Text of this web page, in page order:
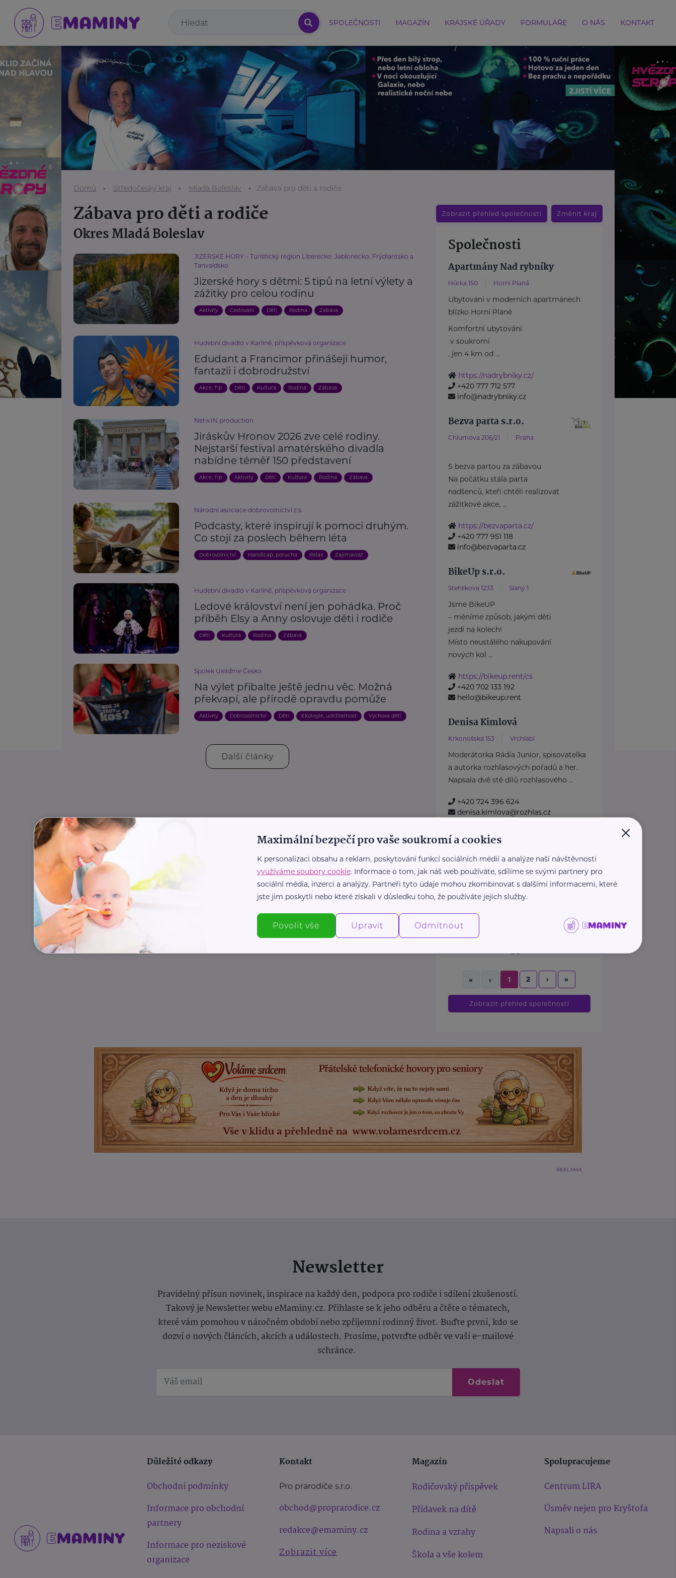
SPOLEČNOSTI MAGAZÍN KRAJSKÉ ÚŘADY FORMULÁŘE O NÁS KONTAKT
Domů Středočeský kraj Mladá Boleslav Zábava pro děti a rodiče
Zábava pro děti a rodiče
Okres Mladá Boleslav
JIZERSKÉ HORY – Turistický region Liberecko, Jablonecko, Frýdlantsko a
Tanvaldsko
Jizerské hory s dětmi: 5 tipů na letní výlety a
zážitky pro celou rodinu
Aktivity Cestování Děti Rodina Zábava
Hudební divadlo v Karlíně, příspěvková organizace
Edudant a Francimor přinášejí humor,
fantazii i dobrodružství
Akce, Tip Děti Kultura Rodina Zábava
NetwIN production
Jiráskův Hronov 2026 zve celé rodiny.
Nejstarší festival amatérského divadla
nabídne téměř 150 představení
Akce, Tip Aktivity Děti Kultura Rodina Zábava
Národní asociace dobrovolnictví z.s.
Podcasty, které inspirují k pomoci druhým.
Co stojí za poslech během léta
Dobrovolnictví Handicap, porucha Relax Zajímavost
Hudební divadlo v Karlíně, příspěvková organizace
Ledové království není jen pohádka. Proč
příběh Elsy a Anny oslovuje děti i rodiče
Děti Kultura Rodina Zábava
Spolek Ukliďme Česko
Na výlet přibalte ještě jednu věc. Možná
překvapí, ale přírodě opravdu pomůže
Aktivity Dobrovolnictví Děti Ekologie, udržitelnost Výchova dětí
Další články
Zobrazit přehled společností Změnit kraj
Společnosti
Apartmány Nad rybníky
Hůrka 150 Horní Planá
Ubytování v moderních apartmánech
blízko Horní Plané
Komfortní ubytování
v soukromí
, jen 4 km od ...
https://nadrybniky.cz/
+420 777 712 577
info@nadrybniky.cz
Bezva parta s.r.o.
Chlumova 206/21 Praha
S bezva partou za zábavou
Na počátku stála parta
nadšenců, kteří chtěli realizovat
zážitkové akce, ...
https://bezvaparta.cz/
+420 777 951 118
info@bezvaparta.cz
BikeUp s.r.o.
Stehlíkova 1233 Slaný 1
Jsme BikeUP
– měníme způsob, jakým děti
jezdí na kolech!
Místo neustálého nakupování
nových kol ...
https://bikeup.rent/cs
+420 702 133 192
hello@bikeup.rent
Denisa Kimlová
Krkonošská 153 Vrchlabí
Moderátorka Rádia Junior, spisovatelka
a autorka rozhlasových pořadů a her.
Napsala dvě stě dílů rozhlasového ...
+420 724 396 624
denisa.kimlova@rozhlas.cz
kolektiv TAK i TAK
Několik mladých umělců se dalo
dohromady a vznikl tak kolektiv
http://www.pixapro.cz/zivoziti/
+420 607 088 975
« ‹ 1 2 › »
Zobrazit přehled společností
REKLAMA
Newsletter
Pravidelný přísun novinek, inspirace na každý den, podpora pro rodiče i sdílení zkušeností.
Takový je Newsletter webu eMaminy.cz. Přihlaste se k jeho odběru a čtěte o tématech,
které vám pomohou v náročném období nebo zpříjemní rodinný život. Buďte první, kdo se
dozví o nových článcích, akcích a událostech. Prosíme, potvrďte odběr ve vaší e-mailové
schránce.
Odeslat
Důležité odkazy
Obchodní podmínky
Informace pro obchodní
partnery
Informace pro neziskové
organizace
Kontakt
Pro prarodiče s.r.o.
obchod@proprarodice.cz
redakce@emaminy.cz
Zobrazit více
Magazín
Rodičovský příspěvek
Přídavek na dítě
Rodina a vztahy
Škola a vše kolem
Spolupracujeme
Centrum LIRA
Úsměv nejen pro Kryštofa
Napsali o nás
×
Maximální bezpečí pro vaše soukromí a cookies
K personalizaci obsahu a reklam, poskytování funkcí sociálních médií a analýze naší návštěvnosti
využíváme soubory cookie. Informace o tom, jak náš web používáte, sdílíme se svými partnery pro
sociální média, inzerci a analýzy. Partneři tyto údaje mohou zkombinovat s dalšími informacemi, které
jste jim poskytli nebo které získali v důsledku toho, že používáte jejich služby.
Povolit vše Upravit Odmítnout